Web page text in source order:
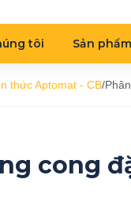
tôi Sản phẩm
thức Aptomat - CB/
cong